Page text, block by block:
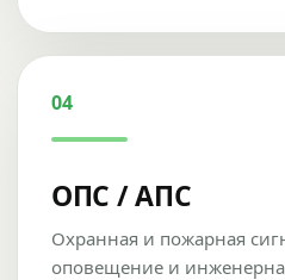
04
ОПС / АПС
Охранная и пожарная
оповещение и